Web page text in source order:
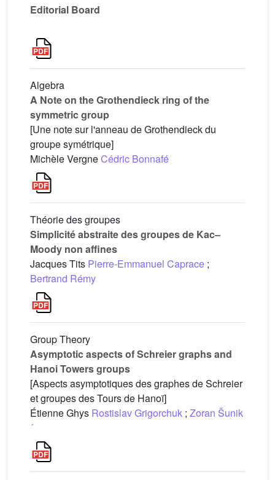
Editorial Board
Algebra
A Note on the Grothendieck ring of the
symmetric group
[Une note sur l'anneau de Grothendieck du
groupe symétrique]
Michèle VergneCédric Bonnafé
Théorie des groupes
Simplicité abstraite des groupes de Kac–
Moody non affines
Jacques Tits Pierre-Emmanuel Caprace ;
Bertrand Rémy
Group Theory
Asymptotic aspects of Schreier graphs and
Hanoi Towers groups
[Aspects asymptotiques des graphes de Schreier
et groupes des Tours de Hanoï]
Étienne Ghys Rostislav Grigorchuk ; Zoran Šunik
´